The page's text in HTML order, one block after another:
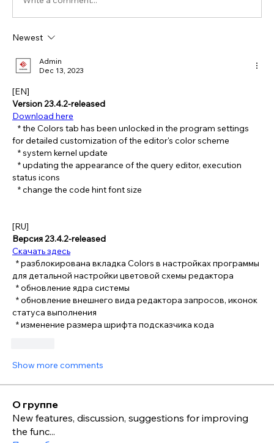
Newest
Admin
Dec 13, 2023
[EN]
Version 23.4.2-released
Download here
for detailed customization of the editor's color scheme
   * system kernel update
status icons
   * change the code hint font size
[RU]
Версия 23.4.2-released
Скачать здесь
для детальной настройки цветовой схемы редактора
  * обновление ядра системы
статуса выполнения
  * изменение размера шрифта подсказчика кода
Show more comments
О группе
New features, discussion, suggestions for improving
the func...